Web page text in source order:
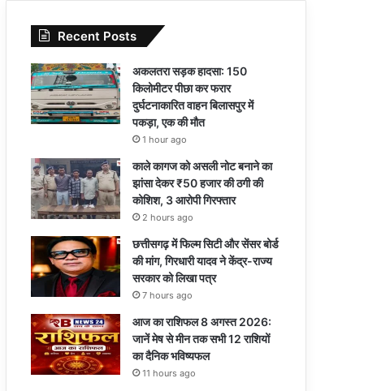
Recent Posts
अकलतरा सड़क हादसा: 150
किलोमीटर पीछा कर फरार
दुर्घटनाकारित वाहन बिलासपुर में
पकड़ा, एक की मौत
1 hour ago
काले कागज को असली नोट बनाने का
झांसा देकर ₹50 हजार की ठगी की
कोशिश, 3 आरोपी गिरफ्तार
2 hours ago
छत्तीसगढ़ में फिल्म सिटी और सेंसर बोर्ड
की मांग, गिरधारी यादव ने केंद्र-राज्य
सरकार को लिखा पत्र
7 hours ago
आज का राशिफल 8 अगस्त 2026:
जानें मेष से मीन तक सभी 12 राशियों
का दैनिक भविष्यफल
11 hours ago